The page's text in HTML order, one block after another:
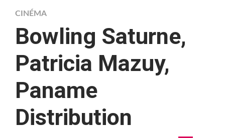
CINÉMA
Bowling Saturne,
Patricia Mazuy,
Paname
Distribution